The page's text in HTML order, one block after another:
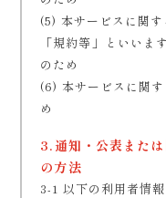
(5) 本サービスに関
「規約等」といいま
のため
(6) 本サービスに関
め
3.通知・公表また
の方法
3-1 以下の利用者情